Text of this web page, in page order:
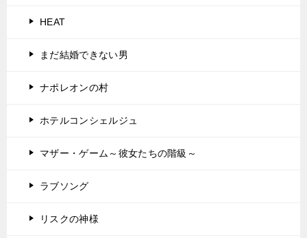
HEAT
まだ結婚できない男
ナポレオンの村
ホテルコンシェルジュ
マザー・ゲーム～彼女たちの階級～
ラブソング
リスクの神様